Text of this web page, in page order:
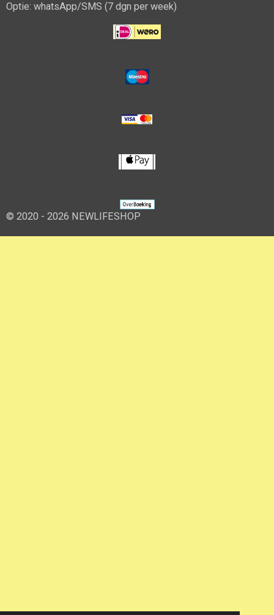
Optie: whatsApp/SMS (7 dgn per week)
© 2020 - 2026 NEWLIFESHOP